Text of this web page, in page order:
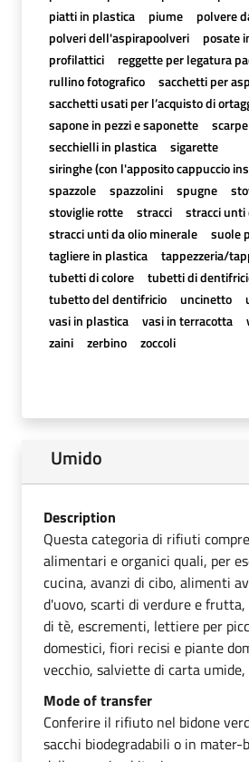
piatti in plastica
piume
polvere
polveri dell'aspirapoolveri
posate
profilattici
reggette per legatura
rullino fotografico
sacchetti per
sacchetti usati per l’acquisto di
sapone in pezzi e saponette
scarpe
secchielli in plastica
sigarette
siringhe (con l'apposito cappuccio
spazzole
spazzolini spugne
stoviglie rotte
stracci
stracci unti
stracci unti da olio minerale
suole
tagliere in plastica
tappezzeria/
tubetti di colore
tubetti di
tubetto del dentifricio
uncinetto
vasi in plastica
vasi in terracotta
zaini
zerbino zoccoli
Umido
Description
Questa categoria di rifiuti
alimentari e organici quali, per
cucina, avanzi di cibo, alimenti
d'uovo, scarti di verdure e
di tè, escrementi, lettiere per
domestici, fiori recisi e piante
vecchio, salviette di carta umide,
Mode of transfer
Conferire il rifiuto nel bidone
sacchi biodegradabili o in